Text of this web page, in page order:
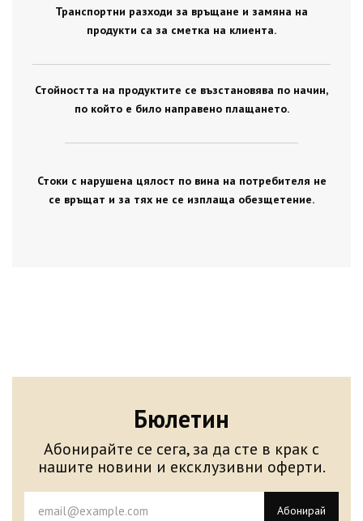
Транспортни разходи за връщане и замяна на
продукти са за сметка на клиента.
Стойността на продуктите се възстановява по начин,
по който е било направено плащането.
Стоки с нарушена цялост по вина на потребителя не
се връщат и за тях не се изплаща обезщетение.
Бюлетин
Абонирайте се сега, за да сте в крак с
нашите новини и ексклузивни оферти.
Абонирай